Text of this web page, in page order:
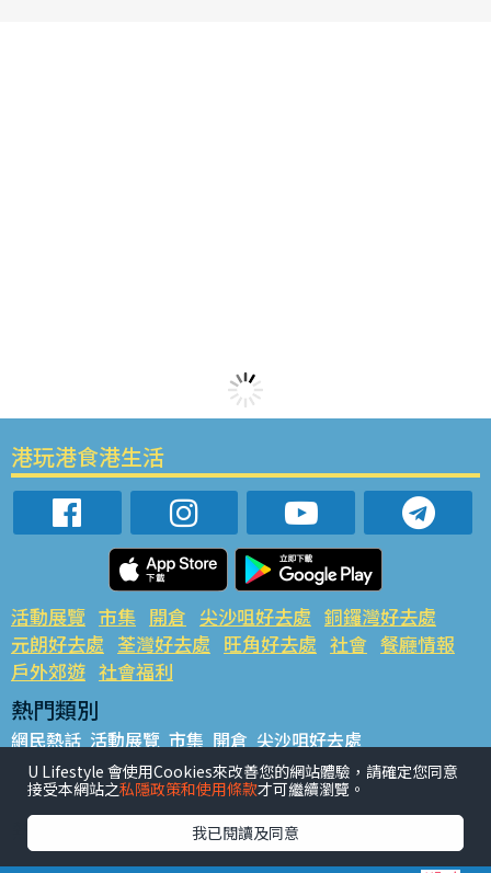
港玩港食港生活
活動展覽 市集 開倉 尖沙咀好去處 銅鑼灣好去處
元朗好去處 荃灣好去處 旺角好去處 社會 餐廳情報
戶外郊遊 社會福利
熱門類別
網民熱話 活動展覽 市集 開倉 尖沙咀好去處
銅鑼灣好去處 元朗好去處 荃灣好去處 旺角好去處 社會
餐廳情報 戶外郊遊
熱門標籤
#UGO搵好去處 #人氣活動推介 #美食社群熱話
U Lifestyle 會使用Cookies來改善您的網站體驗，請確定您同意
接受本網站之私隱政策和使用條款才可繼續瀏覽。
我已閱讀及同意